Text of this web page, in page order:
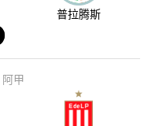
普拉腾斯
阿甲